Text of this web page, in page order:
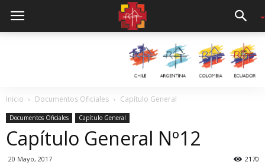
Inicio Documentos Oficiales Capítulo General
Documentos Oficiales Capítulo General
Capítulo General Nº12
20 Mayo, 2017 2170